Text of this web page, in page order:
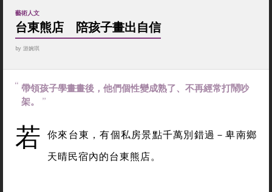
藝術人文
台東熊店 陪孩子畫出自信
by 游婉琪
帶領孩子學畫畫後，他們個性變成熟了、不再經常打鬧吵
架。
若 你來台東，有個私房景點千萬別錯過－卑南鄉
天晴民宿內的台東熊店。